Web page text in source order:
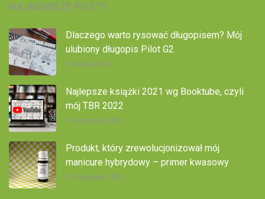
NAJNOWSZE POSTY
Dlaczego warto rysować długopisem? Mój
ulubiony długopis Pilot G2
3 marca 2022
Najlepsze książki 2021 wg Booktube, czyli
mój TBR 2022
18 stycznia 2022
Produkt, który zrewolucjonizował mój
manicure hybrydowy – primer kwasowy
29 listopada 2020